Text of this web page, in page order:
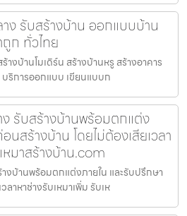
ง รับสร้างบ้าน ออกแบบบ้าน
ถูก ทั่วไทย
งบ้านโมเดิร์น สร้างบ้านหรู สร้างอาคาร
ริการออกแบบ เขียนแบบก
ง รับสร้างบ้านพร้อมตกแต่ง
นสร้างบ้าน โดยไม่ต้องเสียเวลา
หมาสร้างบ้าน.com
งบ้านพร้อมตกแต่งภายใน และรับปรึกษา
ลาหาช่างรับเหมาเพิ่ม รับเห